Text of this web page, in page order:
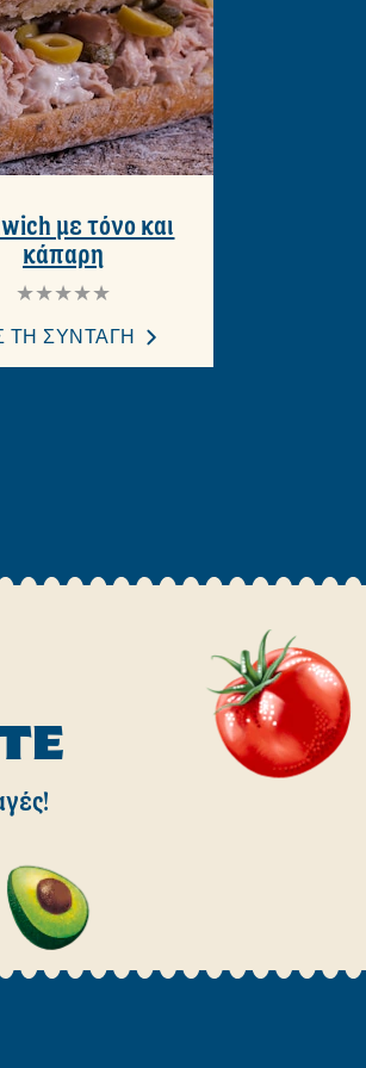
Δεν
αξιολογήσεις
για
αυτό
με τόνο και
κάπαρη
ΤΗ ΣΥΝΤΑΓΗ